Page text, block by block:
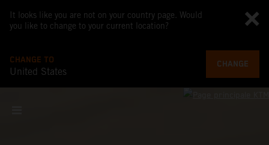
It looks like you are not on your country page. Would
you like to change to your current location?
CHANGE TO
United States
CHANGE